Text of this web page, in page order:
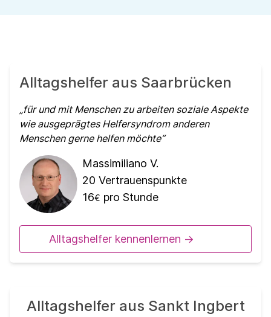
Alltagshelfer aus Saarbrücken
für und mit Menschen zu arbeiten soziale Aspekte
wie ausgeprägtes Helfersyndrom anderen
Menschen gerne helfen möchte
Massimiliano V.
20 Vertrauenspunkte
16€ pro Stunde
Alltagshelfer kennenlernen ->
Alltagshelfer aus Sankt Ingbert